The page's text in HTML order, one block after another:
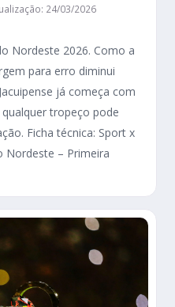
24/03/2026
Nordeste 2026. Como a
para erro diminui
já começa com
tropeço pode
Ficha técnica: Sport x
Nordeste – Primeira